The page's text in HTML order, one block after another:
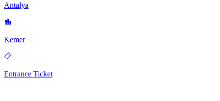
Antalya
Kemer
Entrance Ticket